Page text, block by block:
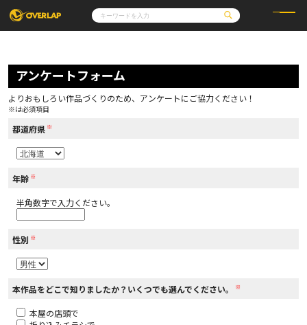
コミック
コミックガルド
コミッククリエ
LiQulle
ラブパルフェ
ライトノベル
ロサージュノベルス
その他
コミックエッセイ
通販・NEWS
OVERLAP STORE
アクセス
オーバーラップホールディングス
アンケートフォーム
よりおもしろい作品づくりのため、アンケートにご協力ください！
※は必須項目
都道府県 ※
年齢 ※
半角数字で入力ください。
性別 ※
本作品をどこで知りましたか？いくつでも選んでください。 ※
本屋の店頭で